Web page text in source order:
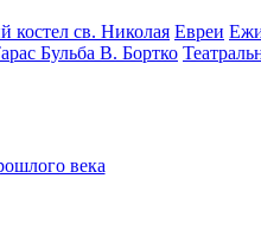
костел св. Николая Евреи
Бульба В. Бортко